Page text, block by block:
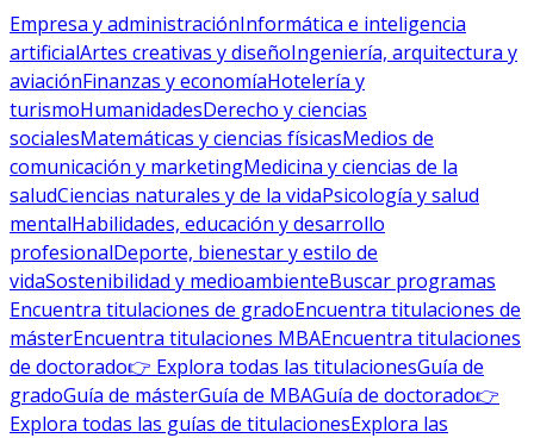
Empresa y administraciónInformática e inteligencia
artificialArtes creativas y diseñoIngeniería, arquitectura y
aviaciónFinanzas y economíaHotelería y
turismoHumanidadesDerecho y ciencias
socialesMatemáticas y ciencias físicasMedios de
comunicación y marketingMedicina y ciencias de la
saludCiencias naturales y de la vidaPsicología y salud
mentalHabilidades, educación y desarrollo
profesionalDeporte, bienestar y estilo de
vidaSostenibilidad y medioambienteBuscar programas
Encuentra titulaciones de gradoEncuentra titulaciones de
másterEncuentra titulaciones MBAEncuentra titulaciones
de doctorado👉 Explora todas las titulacionesGuía de
gradoGuía de másterGuía de MBAGuía de doctorado👉
Explora todas las guías de titulacionesExplora las